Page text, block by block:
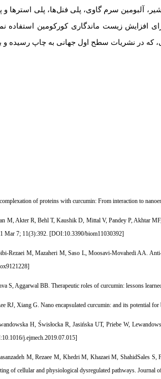
آلبومین سرم گاوی، پلی فنل‌ها، پلی استر‌ها و
افزایش زیست ماندگاری کورکومین استفاده
که در نشریات سطح اول جهانی به چاپ رسیده و
of proteins with curcumin: From interaction to
M, Akter R, Behl T, Kaushik D, Mittal V, Pandey P, Akhtar
Mar 7; 11(3):392. [DOI:10.3390/biom11030392]
Rezaei M, Mazaheri M, Saso L, Moosavi-Movahedi AA.
]
S, Aggarwal BB. Therapeutic roles of curcumin: lessons
RJ, Xiang G. Nano encapsulated curcumin: and its potential
H, Świsłocka R, Jasińska UT, Priebe W,
j.ejmech.2019.07.015]
M, Rezaee M, Khedri M, Khazaei M, ShahidSales
of cellular and physiological dysregulated pathways.